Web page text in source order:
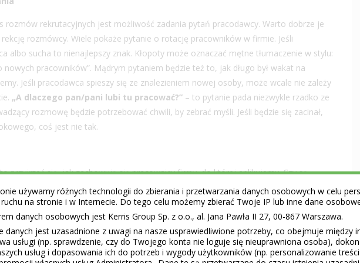
rozmów rekrutacyjnych jest możliwość zadania pytań pracodawcy. Warto dobrze je
rozmówcy. Wiele pokaże pytanie o rotację pracowników w firmie. Jeśli
albo sucha to nienajlepszy znak. Kłopoty może oznaczać mętne tłumaczenie w stylu:
pracowników”. Mądrym pytaniem będzie też to, jak długo był wakat na
Jeśli pracodawca spieszy się ze znalezieniem nowej osoby, może wcale nie zależy
„A dlaczego pan/pani lubi tu pracować?” – to pytanie pada niezwykle rzadko ze
rozmowę będzie potrzebować chwili, by zebrać myśli. Jeśli będzie się zacinał,
coś jest nie tak.
przyjrzeć się, jak zachowują się pracownicy firmy, do której aplikujemy. Czy są
kontaktu? Jeśli nikt się nie uśmiecha, powinna zapalić nam się ostrzegawcza
oprowadzania po firmie, zwracamy uwagę na relacje pracowników z przełożonymi.
Jeśli nie, atmosfera pracy nie jest zdrowa.
używamy różnych technologii do zbierania i przetwarzania danych osobowych w celu
na stronie i w Internecie. Do tego celu możemy zbierać Twoje IP lub inne dane
danych osobowych jest Kerris Group Sp. z o.o., al. Jana Pawła II 27, 00-867 Warszawa.
danych jest uzasadnione z uwagi na nasze usprawiedliwione potrzeby, co obejmuje między
usługi (np. sprawdzenie, czy do Twojego konta nie loguje się nieuprawniona osoba),
usług i dopasowania ich do potrzeb i wygody użytkowników (np. personalizowanie